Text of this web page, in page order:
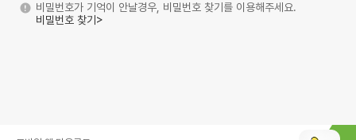
비밀번호가 기억이 안날경우, 비밀번호 찾기를 이용해주세요.
비밀번호 찾기>